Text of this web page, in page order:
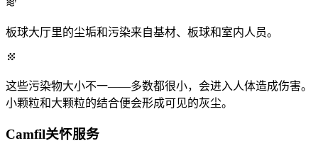
板球大厅里的尘垢和污染来自基材、板球和室内人员。
这些污染物大小不一——多数都很小，会进入人体造成伤害。
小颗粒和大颗粒的结合便会形成可见的灰尘。
Camfil关怀服务